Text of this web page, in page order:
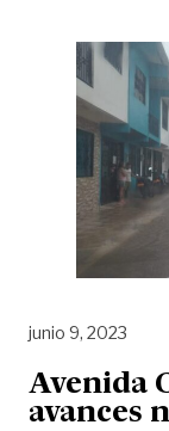
junio 9, 2023
Avenida
avances